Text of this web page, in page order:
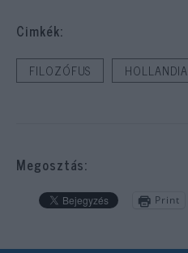
Cimkék:
FILOZÓFUS HOLLANDIA
Megosztás:
Print